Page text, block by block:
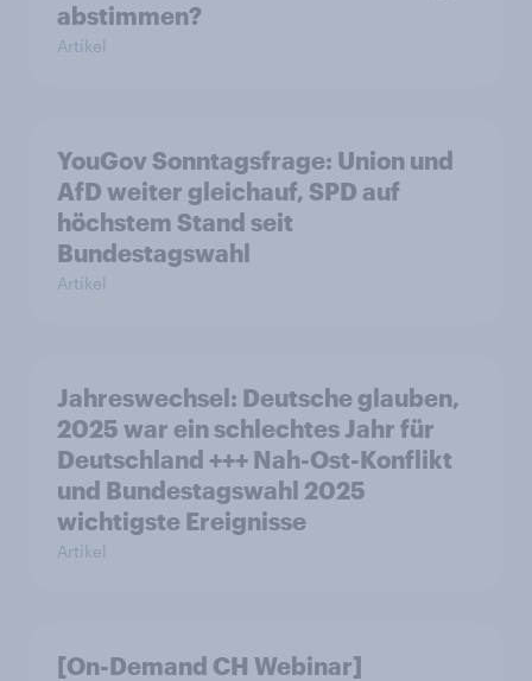
abstimmen?
Artikel
YouGov Sonntagsfrage: Union und
AfD weiter gleichauf, SPD auf
höchstem Stand seit
Bundestagswahl
Artikel
Jahreswechsel: Deutsche glauben,
2025 war ein schlechtes Jahr für
Deutschland +++ Nah-Ost-Konflikt
und Bundestagswahl 2025
wichtigste Ereignisse
Artikel
[On-Demand CH Webinar]